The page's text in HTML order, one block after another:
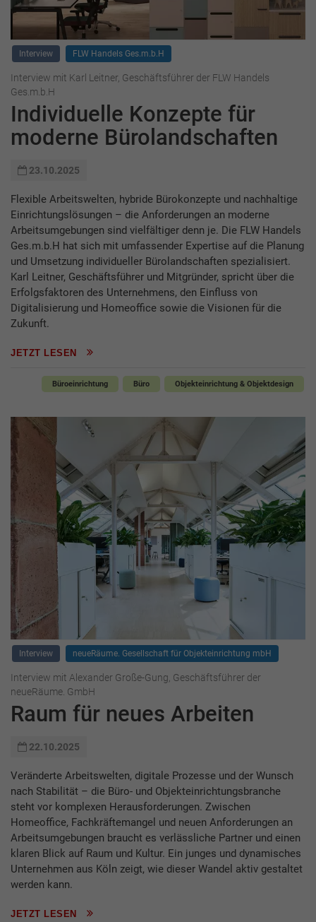
Interview FLW Handels Ges.m.b.H
Interview mit Karl Leitner, Geschäftsführer der FLW Handels
Ges.m.b.H
Individuelle Konzepte für
moderne Bürolandschaften
23.10.2025
Flexible Arbeitswelten, hybride Bürokonzepte und nachhaltige
Einrichtungslösungen – die Anforderungen an moderne
Arbeitsumgebungen sind vielfältiger denn je. Die FLW Handels
Ges.m.b.H hat sich mit umfassender Expertise auf die Planung
und Umsetzung individueller Bürolandschaften spezialisiert.
Karl Leitner, Geschäftsführer und Mitgründer, spricht über die
Erfolgsfaktoren des Unternehmens, den Einfluss von
Digitalisierung und Homeoffice sowie die Visionen für die
Zukunft.
JETZT LESEN
Büroeinrichtung Büro Objekteinrichtung & Objektdesign
Interview neueRäume. Gesellschaft für Objekt­einrichtung mbH
Interview mit Alexander Große-Gung, Geschäftsführer der
neueRäume. GmbH
Raum für neues Arbeiten
22.10.2025
Veränderte Arbeitswelten, digitale Prozesse und der Wunsch
nach Stabilität – die Büro- und Objekteinrichtungsbranche
steht vor komplexen Herausforderungen. Zwischen
Homeoffice, Fachkräftemangel und neuen Anforderungen an
Arbeitsumgebungen braucht es verlässliche Partner und einen
klaren Blick auf Raum und Kultur. Ein junges und dynamisches
Unternehmen aus Köln zeigt, wie dieser Wandel aktiv gestaltet
werden kann.
JETZT LESEN